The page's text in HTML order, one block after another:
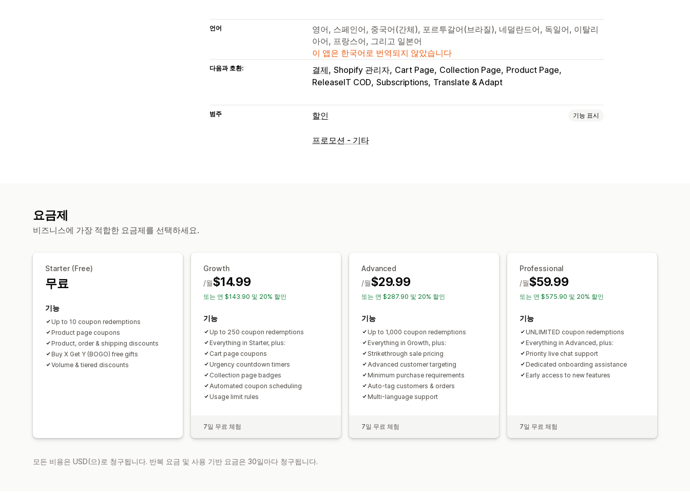
언어
영어, 스페인어, 중국어(간체), 포르투갈어(브라질), 네덜란드어, 독일어, 이탈리
아어, 프랑스어, 그리고 일본어
이 앱은 한국어로 번역되지 않았습니다
다음과 호환: 결제 Shopify 관리자 Cart Page Collection Page Product Page
ReleaseIT COD Subscriptions Translate & Adapt
범주 할인 기능 표시
할인 유형
태그 지정
프로모션 - 기타
요금제
비즈니스에 가장 적합한 요금제를 선택하세요.
Starter (Free)
무료
기능
Up to 10 coupon redemptions
Product page coupons
Product, order & shipping discounts
Buy X Get Y (BOGO) free gifts
Volume & tiered discounts
Growth
$14.99
/월
또는 연 $143.90 및 20% 할인
기능
Up to 250 coupon redemptions
Everything in Starter, plus:
Cart page coupons
Urgency countdown timers
Collection page badges
Automated coupon scheduling
Usage limit rules
7일 무료 체험
Advanced
$29.99
/월
또는 연 $287.90 및 20% 할인
기능
Up to 1,000 coupon redemptions
Everything in Growth, plus:
Strikethrough sale pricing
Advanced customer targeting
Minimum purchase requirements
Auto-tag customers & orders
Multi-language support
7일 무료 체험
Professional
$59.99
/월
또는 연 $575.90 및 20% 할인
기능
UNLIMITED coupon redemptions
Everything in Advanced, plus:
Priority live chat support
Dedicated onboarding assistance
Early access to new features
7일 무료 체험
모든 비용은 USD(으)로 청구됩니다. 반복 요금 및 사용 기반 요금은 30일마다 청구됩니다.